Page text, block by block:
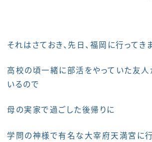
それはさておき、先日、福岡に行ってき
高校の頃一緒に部活をやっていた友
いるので
母の実家で過ごした後帰りに
学問の神様で有名な大宰府天満宮に行